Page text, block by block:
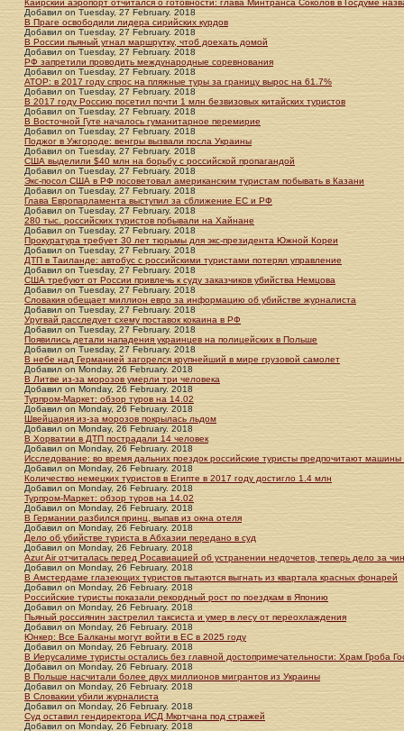
Каирский аэропорт отчитался о готовности: глава Минтранса Соколов в Госдуме
Добавил on Tuesday, 27 February. 2018
В Праге освободили лидера сирийских курдов
Добавил on Tuesday, 27 February. 2018
В России пьяный угнал маршрутку, чтоб доехать домой
Добавил on Tuesday, 27 February. 2018
РФ запретили проводить международные соревнования
Добавил on Tuesday, 27 February. 2018
АТОР: в 2017 году спрос на пляжные туры за границу вырос на 61.7%
Добавил on Tuesday, 27 February. 2018
В 2017 году Россию посетил почти 1 млн безвизовых китайских туристов
Добавил on Tuesday, 27 February. 2018
В Восточной Гуте началось гуманитарное перемирие
Добавил on Tuesday, 27 February. 2018
Поджог в Ужгороде: венгры вызвали посла Украины
Добавил on Tuesday, 27 February. 2018
США выделили $40 млн на борьбу с российской пропагандой
Добавил on Tuesday, 27 February. 2018
Экс-посол США в РФ посоветовал американским туристам побывать в Казани
Добавил on Tuesday, 27 February. 2018
Глава Европарламента выступил за сближение ЕС и РФ
Добавил on Tuesday, 27 February. 2018
280 тыс. российских туристов побывали на Хайнане
Добавил on Tuesday, 27 February. 2018
Прокуратура требует 30 лет тюрьмы для экс-президента Южной Кореи
Добавил on Tuesday, 27 February. 2018
ДТП в Таиланде: автобус с российскими туристами потерял управление
Добавил on Tuesday, 27 February. 2018
США требуют от России привлечь к суду заказчиков убийства Немцова
Добавил on Tuesday, 27 February. 2018
Словакия обещает миллион евро за информацию об убийстве журналиста
Добавил on Tuesday, 27 February. 2018
Уругвай расследует схему поставок кокаина в РФ
Добавил on Tuesday, 27 February. 2018
Появились детали нападения украинцев на полицейских в Польше
Добавил on Tuesday, 27 February. 2018
В небе над Германией загорелся крупнейший в мире грузовой самолет
Добавил on Monday, 26 February. 2018
В Литве из-за морозов умерли три человека
Добавил on Monday, 26 February. 2018
Турпром-Маркет: обзор туров на 14.02
Добавил on Monday, 26 February. 2018
Швейцария из-за морозов покрылась льдом
Добавил on Monday, 26 February. 2018
В Хорватии в ДТП пострадали 14 человек
Добавил on Monday, 26 February. 2018
Исследование: во время дальних поездок российские туристы предпочитают машины
Добавил on Monday, 26 February. 2018
Количество немецких туристов в Египте в 2017 году достигло 1.4 млн
Добавил on Monday, 26 February. 2018
Турпром-Маркет: обзор туров на 14.02
Добавил on Monday, 26 February. 2018
В Германии разбился принц, выпав из окна отеля
Добавил on Monday, 26 February. 2018
Дело об убийстве туриста в Абхазии передано в суд
Добавил on Monday, 26 February. 2018
Azur Air отчиталась перед Росавиацией об устранении недочетов, теперь дело за
Добавил on Monday, 26 February. 2018
В Амстердаме глазеющих туристов пытаются выгнать из квартала красных фонарей
Добавил on Monday, 26 February. 2018
Российские туристы показали рекордный рост по поездкам в Японию
Добавил on Monday, 26 February. 2018
Пьяный россиянин застрелил таксиста и умер в лесу от переохлаждения
Добавил on Monday, 26 February. 2018
Юнкер: Все Балканы могут войти в ЕС в 2025 году
Добавил on Monday, 26 February. 2018
В Иерусалиме туристы остались без главной достопримечательности: Храм Гроба
Добавил on Monday, 26 February. 2018
В Польше насчитали более двух миллионов мигрантов из Украины
Добавил on Monday, 26 February. 2018
В Словакии убили журналиста
Добавил on Monday, 26 February. 2018
Суд оставил гендиректора ИСД Мкртчана под стражей
Добавил on Monday, 26 February. 2018